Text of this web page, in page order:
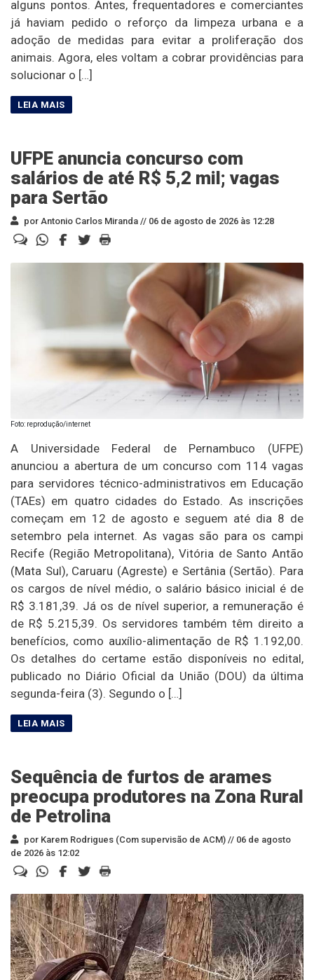
alguns pontos. Antes, frequentadores e comerciantes
já haviam pedido o reforço da limpeza urbana e a
adoção de medidas para evitar a proliferação dos
animais. Agora, eles voltam a cobrar providências para
solucionar o […]
UFPE anuncia concurso com
salários de até R$ 5,2 mil; vagas
para Sertão
por Antonio Carlos Miranda // 06 de agosto de 2026 às 12:28
Foto: reprodução/internet
A Universidade Federal de Pernambuco (UFPE)
anunciou a abertura de um concurso com 114 vagas
para servidores técnico-administrativos em Educação
(TAEs) em quatro cidades do Estado. As inscrições
começam em 12 de agosto e seguem até dia 8 de
setembro pela internet. As vagas são para os campi
Recife (Região Metropolitana), Vitória de Santo Antão
(Mata Sul), Caruaru (Agreste) e Sertânia (Sertão). Para
os cargos de nível médio, o salário básico inicial é de
R$ 3.181,39. Já os de nível superior, a remuneração é
de R$ 5.215,39. Os servidores também têm direito a
benefícios, como auxílio-alimentação de R$ 1.192,00.
Os detalhes do certame estão disponíveis no edital,
publicado no Diário Oficial da União (DOU) da última
segunda-feira (3). Segundo o […]
Sequência de furtos de arames
preocupa produtores na Zona Rural
de Petrolina
por Karem Rodrigues (Com supervisão de ACM) // 06 de agosto
de 2026 às 12:02